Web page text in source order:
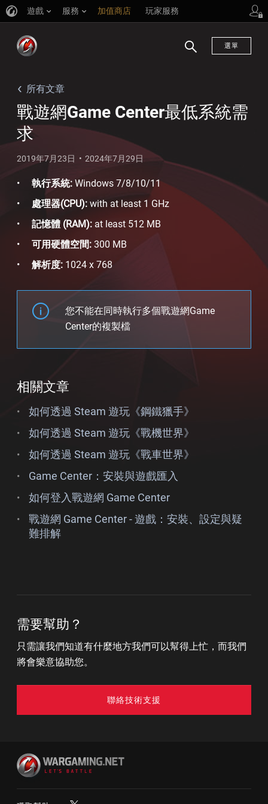
遊戲 服務 加值商店 玩家服務
選單
所有文章
戰遊網Game Center最低系統需
求
2019年7月23日 2024年7月29日
執行系統: Windows 7/8/10/11
處理器(CPU): with at least 1 GHz
記憶體 (RAM): at least 512 MB
可用硬體空間: 300 MB
解析度: 1024 x 768
您不能在同時執行多個戰遊網Game
Center的複製檔
相關文章
如何透過 Steam 遊玩《鋼鐵獵手》
如何透過 Steam 遊玩《戰機世界》
如何透過 Steam 遊玩《戰車世界》
Game Center：安裝與遊戲匯入
如何登入戰遊網 Game Center
戰遊網 Game Center - 遊戲：安裝、設定與疑
難排解
需要幫助？
只需讓我們知道有什麼地方我們可以幫得上忙，而我們
將會樂意協助您。
聯絡技術支援